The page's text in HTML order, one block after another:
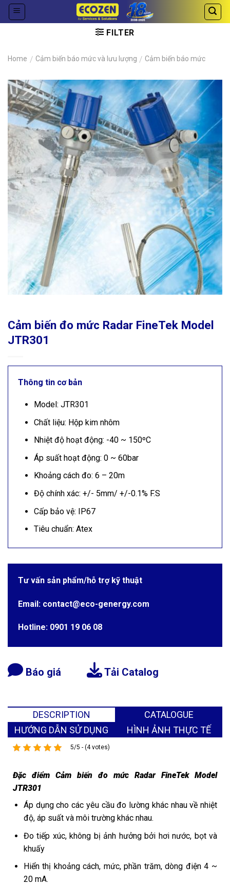
Skip
FILTER
Home / Cảm biến báo mức và lưu lượng / Cảm biến báo mức
Cảm biến đo mức Radar FineTek Model
JTR301
Thông tin cơ bản
Model: JTR301
Chất liệu: Hộp kim nhôm
Nhiệt độ hoạt động: -40 ~ 150ºC
Áp suất hoạt động: 0 ~ 60bar
Khoảng cách đo: 6 – 20m
Độ chính xác: +/- 5mm/ +/-0.1% F.S
Cấp bảo vệ: IP67
Tiêu chuẩn: Atex
Tư vấn sản phẩm/hỗ trợ kỹ thuật
Email: contact@eco-genergy.com
Hotline: 0901 19 06 08
Báo giá Tải Catalog
DESCRIPTION
CATALOGUE
HƯỚNG DẪN SỬ DỤNG
HÌNH ẢNH THỰC TẾ
5/5 - (4 votes)
Đặc điểm Cảm biến đo mức Radar FineTek Model
JTR301
Áp dụng cho các yêu cầu đo lường khác nhau về nhiệt
độ, áp suất và môi trường khác nhau.
Đo tiếp xúc, không bị ảnh hưởng bởi hơi nước, bọt và
khuấy
Hiển thị khoảng cách, mức, phần trăm, dòng điện 4 ~
20 mA.